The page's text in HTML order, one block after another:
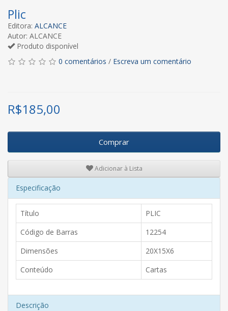
Plic
Editora: ALCANCE
Autor: ALCANCE
Produto disponível
0 comentários / Escreva um comentário
R$185,00
Comprar
Adicionar à Lista
Especificação
Título
PLIC
Código de Barras
12254
Dimensões
20X15X6
Conteúdo
Cartas
Descrição